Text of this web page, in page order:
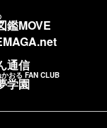
鑑MOVE
通信
おる FAN CLUB
学園